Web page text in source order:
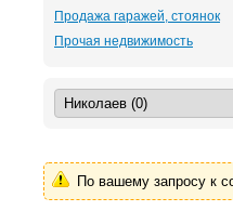
Продажа гаражей, стоянок
Прочая недвижимость
По вашему запросу к